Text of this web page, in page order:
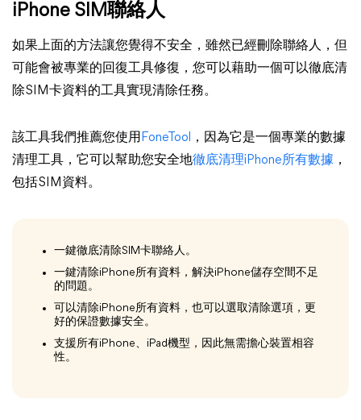
iPhone SIM聯絡人
如果上面的方法讓您覺得不安全，雖然已經刪除聯絡人，但
可能會被專業的回復工具修復，您可以藉助一個可以徹底清
除SIM卡資料的工具實現清除任務。
該工具我們推薦您使用 FoneTool
，因為它是一個專業的數據
清理工具，它可以幫助您安全地徹底清理iPhone所有數據 ，
包括SIM資料。
一鍵徹底清除SIM卡聯絡人。
一鍵清除iPhone所有資料，解決iPhone儲存空間不足
的問題。
可以清除iPhone所有資料，也可以選取清除選項，更
好的保證數據安全。
支援所有iPhone、iPad機型，因此無需擔心裝置相容
性。